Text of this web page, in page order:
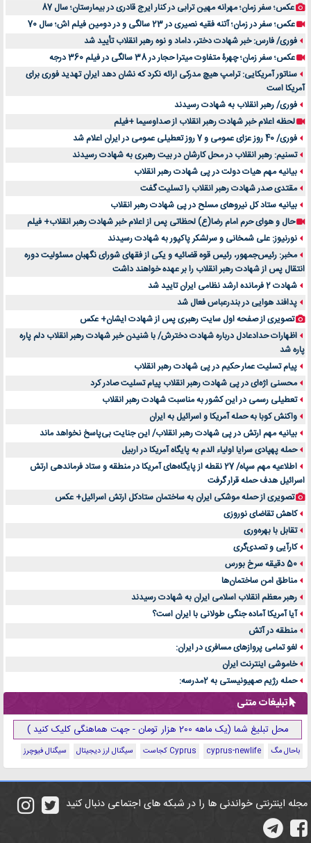
عکس؛ سفر زمان؛ مهرانه مهین ترابی در کنار ایرج قادری در بیمارستان؛ سال 87
عکس؛ سفر در زمان؛ آتنه فقیه نصیری در 23 سالگی و در دومین فیلم اش؛ سال 70
فوری/ فارس: خبر شهادت دختر، داماد و نوه رهبر انقلاب تأیید شد
عکس؛ سفر زمان؛ چهرۀ متفاوت میترا حجار در 38 سالگی در فیلم 360 درجه
سناتور آمریکایی: ترامپ هیچ مدرکی ارائه نکرد که نشان دهد ایران تهدید فوری برای
آمریکا است
فوری/ رهبر انقلاب به شهادت رسیدند
لحظه اعلام خبر شهادت رهبر انقلاب از صداوسیما +فیلم
فوری/ 40 روز عزای عمومی و 7 روز تعطیلی عمومی در ایران اعلام شد
تسنیم: رهبر انقلاب در محل کارشان در بیت رهبری به شهادت رسیدند
بیانیه مهم هیات دولت در پی شهادت رهبر انقلاب
مقتدی صدر شهادت رهبر انقلاب را تسلیت گفت
بیانیه ستاد کل نیروهای مسلح در پی شهادت رهبر انقلاب
حال و هوای حرم امام رضا(ع) لحظاتی پس از اعلام خبر شهادت رهبر انقلاب+ فیلم
نورنیوز: علی شمخانی و سرلشکر پاکپور به شهادت رسیدند
مخبر: رئیس‌جمهور، رئیس قوه ‌قضائیه و یکی از فقهای شورای نگهبان مسئولیت دوره
انتقال پس ‌از شهادت رهبر انقلاب را بر عهده خواهند داشت
شهادت 2 فرمانده ارشد نظامی ایران تایید شد
پدافند هوایی در بندرعباس فعال شد
تصویری از صفحه اول سایت رهبری پس از شهادت ایشان+ عکس
اظهارات حدادعادل درباره شهادت دخترش/ با شنیدن خبر شهادت رهبر انقلاب دلم پاره
پاره شد
پیام تسلیت عمار حکیم در پی شهادت رهبر انقلاب
محسنی اژه‌ای در پی شهادت رهبر انقلاب پیام تسلیت صادر کرد
تعطیلی رسمی در این کشور به مناسبت شهادت رهبر انقلاب
واکنش کوبا به حمله آمریکا و اسرائیل به ایران
بیانیه مهم ارتش در پی شهادت رهبر انقلاب/ این جنایت بی‌پاسخ نخواهد ماند
حمله پهپادی سرایا اولیاء الدم به پایگاه آمریکا در اربیل
اطلاعیه مهم سپاه/ 27 نقطه از پایگاه‌های آمریکا در منطقه و ستاد فرماندهی ارتش
اسرائیل هدف حمله قرار گرفت
تصویری از حمله موشکی ایران به ساختمان ستادکل ارتش اسرائیل+ عکس
کاهش تقاضای نوروزی
تقابل با بهره‌وری
کارآیی و تصدی‌گری
50 دقیقه سرخ بورس
مناطق امن ساختمان‌ها
رهبر معظم انقلاب اسلامی ایران به شهادت رسیدند
آیا آمریکا آماده جنگی طولانی با ایران است؟
منطقه در آتش
لغو تمامی پروازهای مسافری در ایران:
خاموشی اینترنت ایران
حمله رژیم صهیونیستی به 2مدرسه:
تبلیغات متنی
محل تبلیغ شما (یک ماهه 200 هزار تومان - جهت هماهنگی کلیک کنید )
باحال مگ cyprus-newlife Cyprus کجاست سیگنال ارز دیجیتال سیگنال فیوچرز
مجله اینترنتی خواندنی ها را در شبکه های اجتماعی دنبال کنید